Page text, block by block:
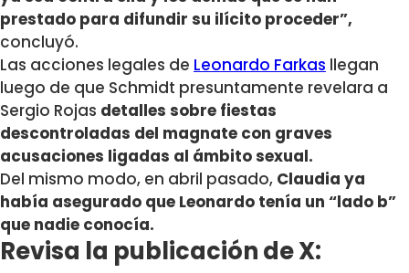
prestado para difundir su ilícito proceder”,
concluyó.
Las acciones legales de Leonardo Farkas llegan
luego de que Schmidt presuntamente revelara a
Sergio Rojas detalles sobre fiestas
descontroladas del magnate con graves
acusaciones ligadas al ámbito sexual.
Del mismo modo, en abril pasado, Claudia ya
había asegurado que Leonardo tenía un “lado b”
que nadie conocía.
Revisa la publicación de X: